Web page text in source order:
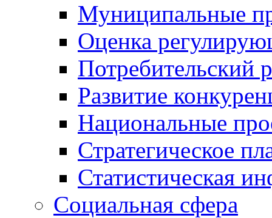
Муниципальные
Оценка
Потребительский
Развитие
Национальные
Стратегическое
Статистическая
Социальная сфера